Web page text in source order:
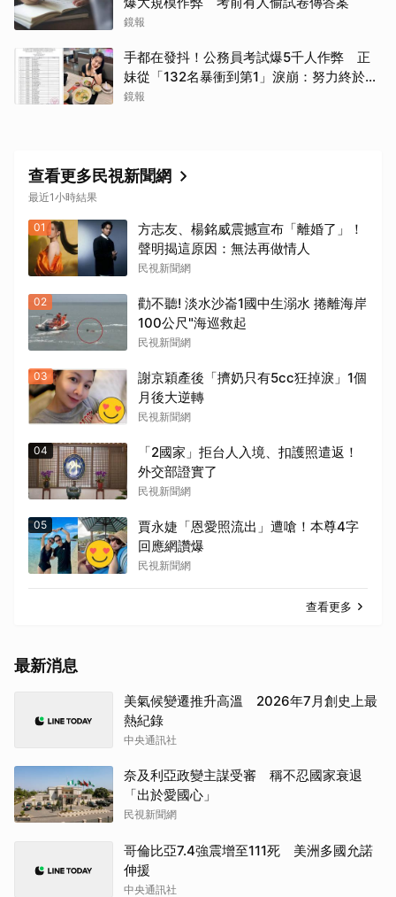
鏡報
手都在發抖！公務員考試爆5千人作弊 正
妹從「132名暴衝到第1」淚崩：努力終於被
看見
鏡報
查看更多民視新聞網
最近1小時結果
01
方志友、楊銘威震撼宣布「離婚了」！
聲明揭這原因：無法再做情人
民視新聞網
02
勸不聽! 淡水沙崙1國中生溺水 捲離海岸
100公尺"海巡救起
民視新聞網
03
謝京穎產後「擠奶只有5cc狂掉淚」1個
月後大逆轉
民視新聞網
04
「2國家」拒台人入境、扣護照遣返！
外交部證實了
民視新聞網
05
賈永婕「恩愛照流出」遭嗆！本尊4字
回應網讚爆
民視新聞網
查看更多
最新消息
美氣候變遷推升高溫 2026年7月創史上最
熱紀錄
中央通訊社
奈及利亞政變主謀受審 稱不忍國家衰退
「出於愛國心」
民視新聞網
哥倫比亞7.4強震增至111死 美洲多國允諾
伸援
中央通訊社
取消